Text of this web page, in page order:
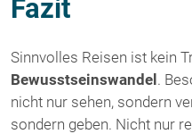
Fazit
Sinnvolles Reisen ist kein
Bewusstseinswandel.
nicht nur sehen, sondern
sondern geben. Nicht nur